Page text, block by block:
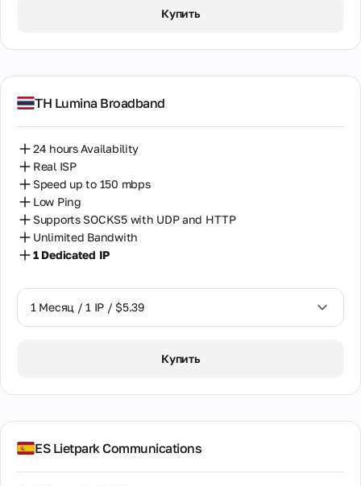
Купить
TH Lumina Broadband
24 hours Availability
Real ISP
Speed up to 150 mbps
Low Ping
Supports SOCKS5 with UDP and HTTP
Unlimited Bandwith
1 Dedicated IP
1 Месяц / 1 IP / $5.39
Купить
ES Lietpark Communications